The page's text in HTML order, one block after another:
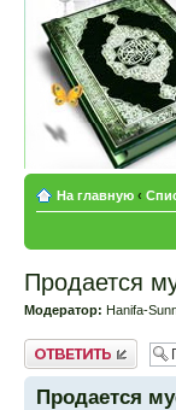
На главную ‹
Продается
Модератор: Hanifa-
Ответить
Продается